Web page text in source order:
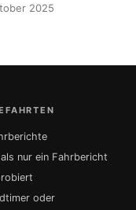
2025
nur ein Fahrbericht
oder